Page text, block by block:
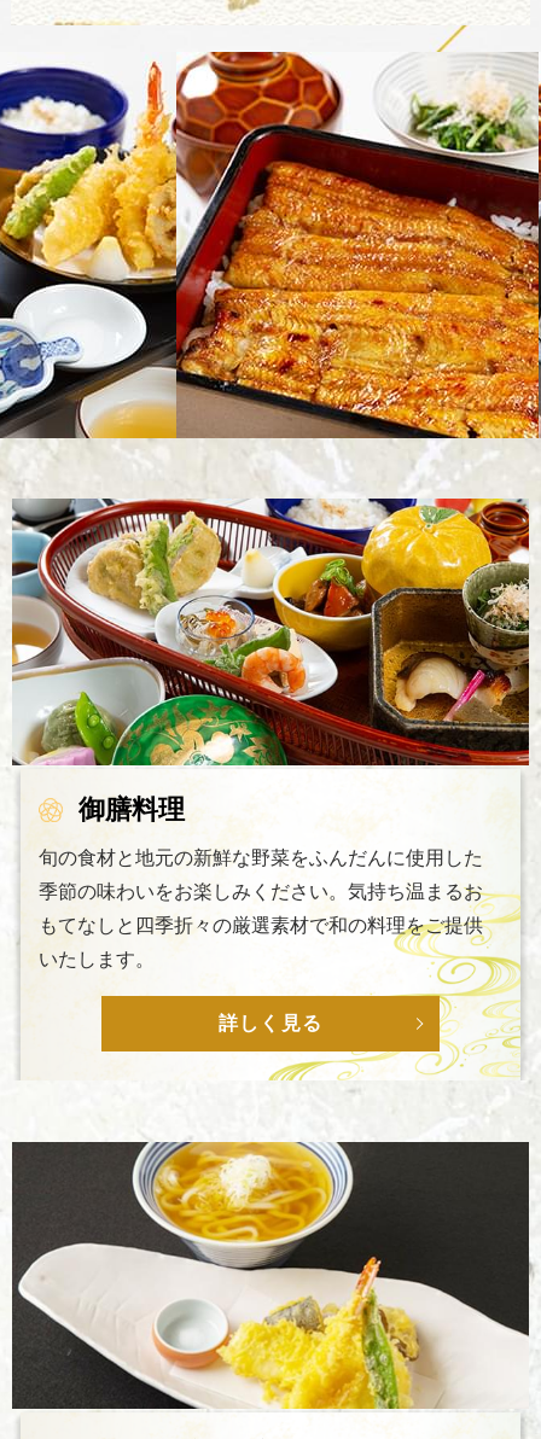
御膳料理
旬の食材と地元の新鮮な野菜をふんだんに使用した
季節の味わいをお楽しみください。気持ち温まるお
もてなしと四季折々の厳選素材で和の料理をご提供
いたします。
詳しく見る